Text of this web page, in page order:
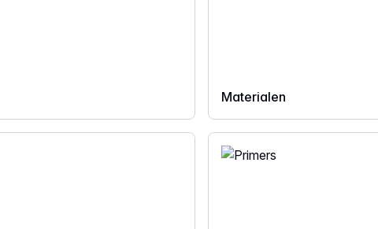
Materialen